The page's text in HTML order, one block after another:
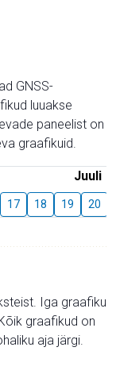
GNSS-
luuakse
paneelist on
graafikuid.
Juuli
17 18 19 20
Iga graafiku
graafikud on
aja järgi.